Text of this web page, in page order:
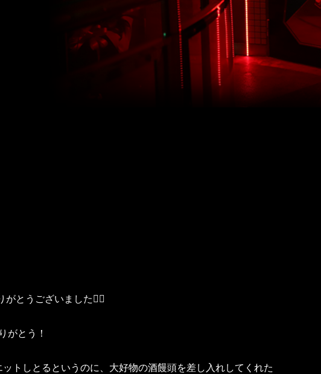
がとうございました♡⃛
がとう！
トしとるというのに、大好物の酒饅頭を差し入れしてくれた